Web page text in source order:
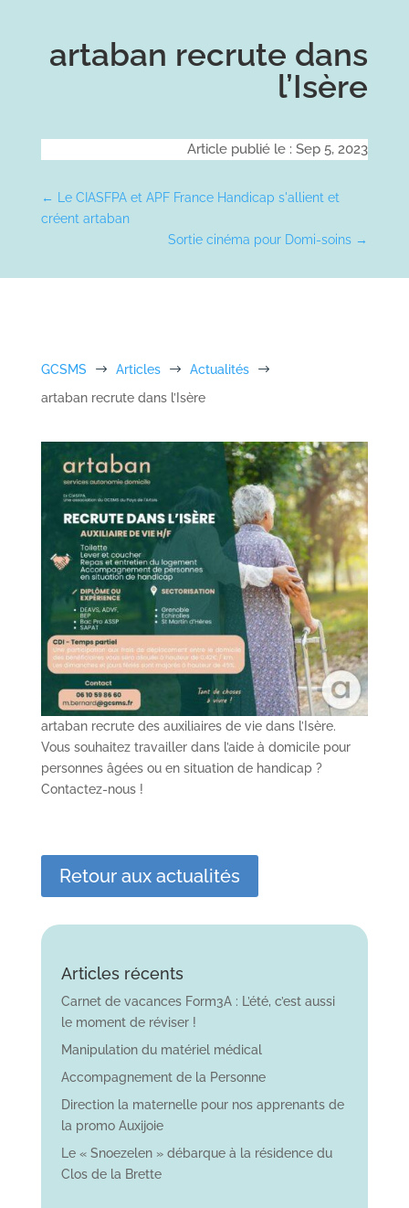
artaban recrute dans
l’Isère
Article publié le : Sep 5, 2023
←
Le CIASFPA et APF France Handicap s'allient et
créent artaban
Sortie cinéma pour Domi-soins →
GCSMS $ Articles $ Actualités
$
artaban recrute dans l’Isère
artaban recrute des auxiliaires de vie dans l’Isère.
Vous souhaitez travailler dans l’aide à domicile pour
personnes âgées ou en situation de handicap ?
Contactez-nous !
Retour aux actualités
Articles récents
Carnet de vacances Form3A : L’été, c’est aussi
le moment de réviser !
Manipulation du matériel médical
Accompagnement de la Personne
Direction la maternelle pour nos apprenants de
la promo Auxijoie
Le « Snoezelen » débarque à la résidence du
Clos de la Brette